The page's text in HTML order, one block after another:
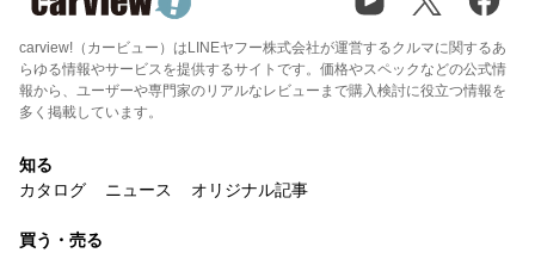
carview!（カービュー）はLINEヤフー株式会社が運営するクルマに関するあ
らゆる情報やサービスを提供するサイトです。価格やスペックなどの公式情
報から、ユーザーや専門家のリアルなレビューまで購入検討に役立つ情報を
多く掲載しています。
知る
カタログ
ニュース オリジナル記事
買う・売る